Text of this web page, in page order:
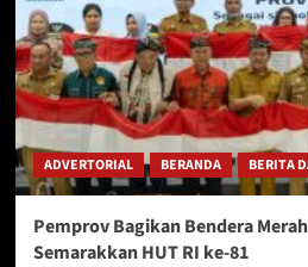
ADVERTORIAL BERANDA BERITA
Pemprov Bagikan Bendera
Semarakkan HUT RI ke-81